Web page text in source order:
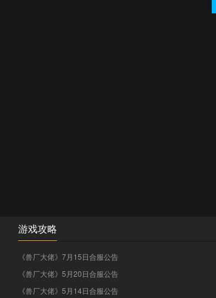
游戏攻略
《兽厂大佬》7月15日合服公告
《兽厂大佬》5月20日合服公告
《兽厂大佬》5月14日合服公告